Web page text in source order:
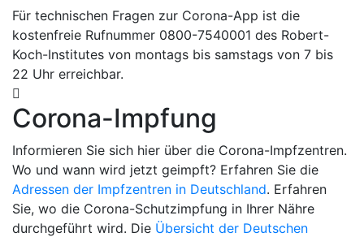
Für technischen Fragen zur Corona-App ist die
kostenfreie Rufnummer 0800-7540001 des Robert-
Koch-Institutes von montags bis samstags von 7 bis
22 Uhr erreichbar.
Corona-Impfung
Informieren Sie sich hier über die Corona-Impfzentren.
Wo und wann wird jetzt geimpft? Erfahren Sie die
Adressen der Impfzentren in Deutschland. Erfahren
Sie, wo die Corona-Schutzimpfung in Ihrer Nähre
durchgeführt wird. Die Übersicht der Deutschen